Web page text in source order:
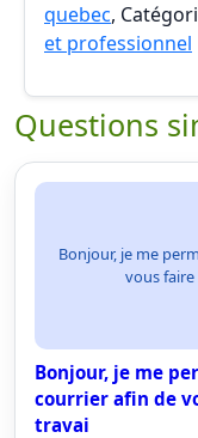
quebec,
et professionnel
Questions
Bonjour, je me
vous
Bonjour, je me
courrier afin de
travai